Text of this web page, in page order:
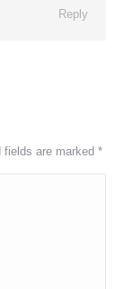
Reply
fields are marked *